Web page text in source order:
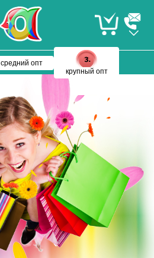
средний опт
крупный опт